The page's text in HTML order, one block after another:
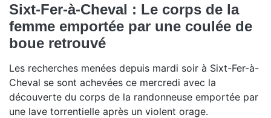
Sixt-Fer-à-Cheval : Le corps de la
femme emportée par une coulée de
boue retrouvé
Les recherches menées depuis mardi soir à Sixt-Fer-à-
Cheval se sont achevées ce mercredi avec la
découverte du corps de la randonneuse emportée par
une lave torrentielle après un violent orage.